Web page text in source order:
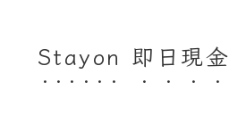
Stayon 即日現